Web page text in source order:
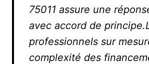
75011 assure une
avec accord de
professionnels sur
complexité des